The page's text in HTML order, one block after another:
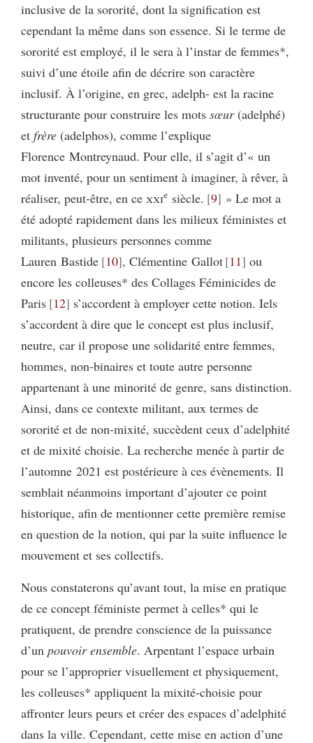
inclusive de la sororité, dont la signification est
cependant la même dans son essence. Si le terme de
sororité est employé, il le sera à l’instar de femmes*,
suivi d’une étoile afin de décrire son caractère
inclusif. À l’origine, en grec, adelph- est la racine
structurante pour construire les mots sœur(adelphé)
et frère (adelphos), comme l’explique
Florence Montreynaud. Pour elle, il s’agit d’« un
mot inventé, pour un sentiment à imaginer, à rêver, à
réaliser, peut-être, en ce xxie siècle. 9 » Le mot a
été adopté rapidement dans les milieux féministes et
militants, plusieurs personnes comme
Lauren Bastide 10 , Clémentine Gallot 11 ou
encore les colleuses* des Collages Féminicides de
Paris 12 s’accordent à employer cette notion. Iels
s’accordent à dire que le concept est plus inclusif,
neutre, car il propose une solidarité entre femmes,
hommes, non-binaires et toute autre personne
appartenant à une minorité de genre, sans distinction.
Ainsi, dans ce contexte militant, aux termes de
sororité et de non-mixité, succèdent ceux d’adelphité
et de mixité choisie. La recherche menée à partir de
l’automne 2021 est postérieure à ces évènements. Il
semblait néanmoins important d’ajouter ce point
historique, afin de mentionner cette première remise
en question de la notion, qui par la suite influence le
mouvement et ses collectifs.
Nous constaterons qu’avant tout, la mise en pratique
de ce concept féministe permet à celles* qui le
pratiquent, de prendre conscience de la puissance
d’un pouvoir ensemble. Arpentant l’espace urbain
pour se l’approprier visuellement et physiquement,
les colleuses* appliquent la mixité-choisie pour
affronter leurs peurs et créer des espaces d’adelphité
dans la ville. Cependant, cette mise en action d’une